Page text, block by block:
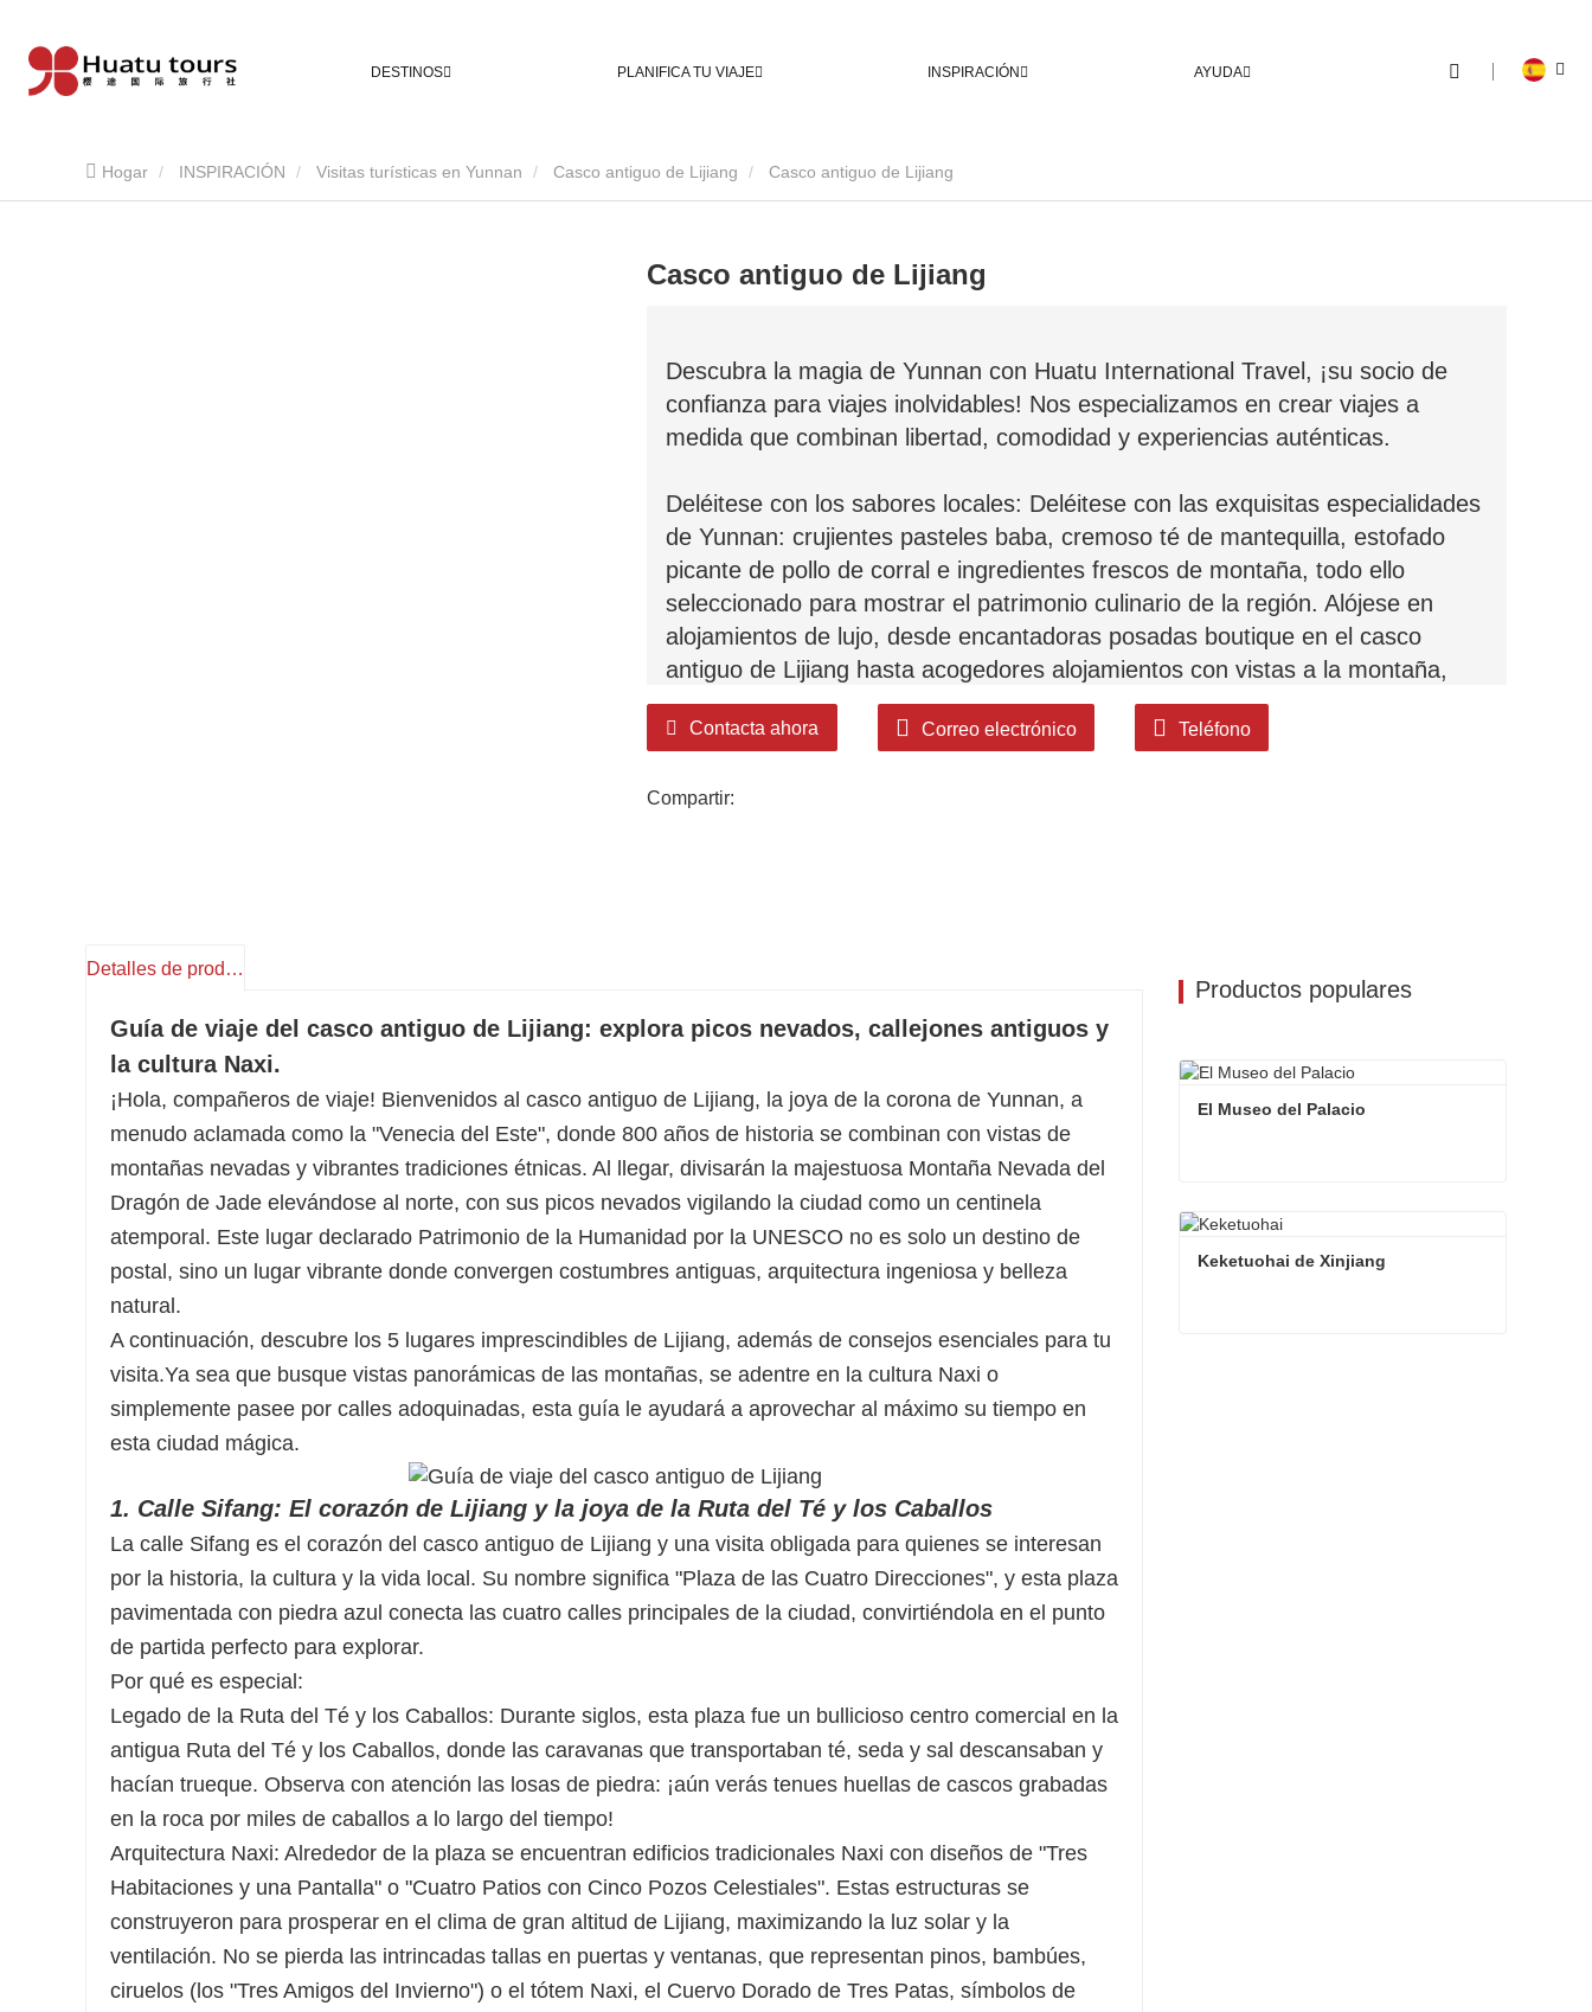
DESTINOS PLANIFICA TU VIAJE INSPIRACIÓN AYUDA
Hogar INSPIRACIÓN Visitas turísticas en Yunnan Casco antiguo de Lijiang Casco antiguo de Lijiang
Casco antiguo de Lijiang
Descubra la magia de Yunnan con Huatu International Travel, ¡su socio de
confianza para viajes inolvidables! Nos especializamos en crear viajes a
medida que combinan libertad, comodidad y experiencias auténticas.
Deléitese con los sabores locales: Deléitese con las exquisitas especialidades
de Yunnan: crujientes pasteles baba, cremoso té de mantequilla, estofado
picante de pollo de corral e ingredientes frescos de montaña, todo ello
seleccionado para mostrar el patrimonio culinario de la región. Alójese en
alojamientos de lujo, desde encantadoras posadas boutique en el casco
antiguo de Lijiang hasta acogedores alojamientos con vistas a la montaña,
que le garantizarán noches de descanso tras las aventuras diarias.
itinerarios totalmente personalizables, ya sea que desee recorrer los antiguos
a Yunnan. Creemos el viaje de sus sueños, donde cada comida sea un
descubrimiento, cada estadía sea un consuelo y cada momento se sienta
exclusivamente suyo. Reserva ahora para vivir una auténtica aventura en
China.
Contacta ahora Correo electrónico Teléfono
Compartir:
Detalles de producto
Guía de viaje del casco antiguo de Lijiang: explora picos nevados, callejones antiguos y
la cultura Naxi.
¡Hola, compañeros de viaje! Bienvenidos al casco antiguo de Lijiang, la joya de la corona de Yunnan, a
menudo aclamada como la "Venecia del Este", donde 800 años de historia se combinan con vistas de
montañas nevadas y vibrantes tradiciones étnicas. Al llegar, divisarán la majestuosa Montaña Nevada del
Dragón de Jade elevándose al norte, con sus picos nevados vigilando la ciudad como un centinela
atemporal. Este lugar declarado Patrimonio de la Humanidad por la UNESCO no es solo un destino de
postal, sino un lugar vibrante donde convergen costumbres antiguas, arquitectura ingeniosa y belleza
natural.
A continuación, descubre los 5 lugares imprescindibles de Lijiang, además de consejos esenciales para tu
visita.Ya sea que busque vistas panorámicas de las montañas, se adentre en la cultura Naxi o
simplemente pasee por calles adoquinadas, esta guía le ayudará a aprovechar al máximo su tiempo en
esta ciudad mágica.
1. Calle Sifang: El corazón de Lijiang y la joya de la Ruta del Té y los Caballos
La calle Sifang es el corazón del casco antiguo de Lijiang y una visita obligada para quienes se interesan
por la historia, la cultura y la vida local. Su nombre significa "Plaza de las Cuatro Direcciones", y esta plaza
pavimentada con piedra azul conecta las cuatro calles principales de la ciudad, convirtiéndola en el punto
de partida perfecto para explorar.
Por qué es especial:
Legado de la Ruta del Té y los Caballos: Durante siglos, esta plaza fue un bullicioso centro comercial en la
antigua Ruta del Té y los Caballos, donde las caravanas que transportaban té, seda y sal descansaban y
hacían trueque. Observa con atención las losas de piedra: ¡aún verás tenues huellas de cascos grabadas
en la roca por miles de caballos a lo largo del tiempo!
Arquitectura Naxi: Alrededor de la plaza se encuentran edificios tradicionales Naxi con diseños de "Tres
Habitaciones y una Pantalla" o "Cuatro Patios con Cinco Pozos Celestiales". Estas estructuras se
construyeron para prosperar en el clima de gran altitud de Lijiang, maximizando la luz solar y la
ventilación. No se pierda las intrincadas tallas en puertas y ventanas, que representan pinos, bambúes,
ciruelos (los "Tres Amigos del Invierno") o el tótem Naxi, el Cuervo Dorado de Tres Patas, símbolos de
Productos populares
El Museo del Palacio
El Museo del Palacio
Contacta ahora
Keketuohai de Xinjiang